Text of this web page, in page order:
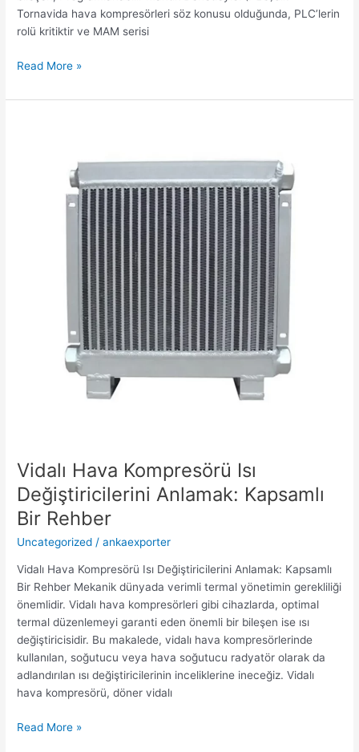
Tornavida hava kompresörleri söz konusu olduğunda, PLC’lerin
rolü kritiktir ve MAM serisi
Read More »
Vidalı Hava Kompresörü Isı
Değiştiricilerini Anlamak: Kapsamlı
Bir Rehber
Uncategorized /ankaexporter
Vidalı Hava Kompresörü Isı Değiştiricilerini Anlamak: Kapsamlı
Bir Rehber Mekanik dünyada verimli termal yönetimin gerekliliği
önemlidir. Vidalı hava kompresörleri gibi cihazlarda, optimal
termal düzenlemeyi garanti eden önemli bir bileşen ise ısı
değiştiricisidir. Bu makalede, vidalı hava kompresörlerinde
kullanılan, soğutucu veya hava soğutucu radyatör olarak da
adlandırılan ısı değiştiricilerinin inceliklerine ineceğiz. Vidalı
hava kompresörü, döner vidalı
Kompresörü
Değiştiricilerini
Read More »